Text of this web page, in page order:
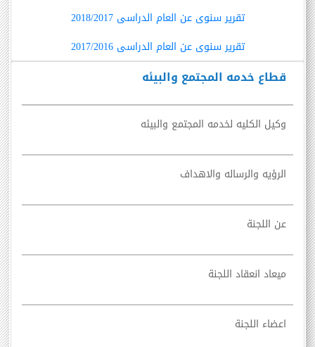
قطاع خدمه المجتمع والبيئه
وكيل الكليه لخدمه المجتمع والبيئه
الرؤيه والرساله والاهداف
عن اللجنة
ميعاد انعقاد اللجنة
اعضاء اللجنة
تقرير سنوى عن العام الدراسى 2018/2017
تقرير سنوى عن العام الدراسى 2017/2016